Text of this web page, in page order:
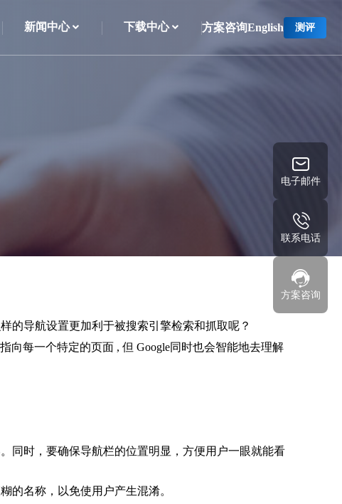
新闻中心 下载中心 方案咨询English 测评
电子邮件
联系电话
方案咨询
导航设置更加利于被搜索引擎检索和抓取呢？
每一个特定的页面 , 但 Google同时也会智能地去理解
同时，要确保导航栏的位置明显，方便用户一眼就能看
的名称，以免使用户产生混淆。